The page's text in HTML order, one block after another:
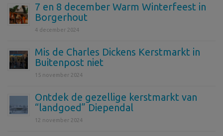
7 en 8 december Warm Winterfeest in
Borgerhout
4 december 2024
Mis de Charles Dickens Kerstmarkt in
Buitenpost niet
15 november 2024
Ontdek de gezellige kerstmarkt van
“landgoed” Diependal
12 november 2024